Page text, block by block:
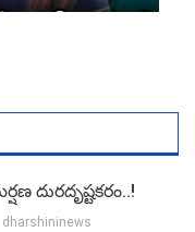
దురదృష్టకరం..!
dharshininews